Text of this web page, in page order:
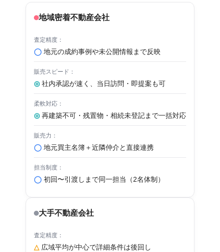
地域密着不動産会社
◯ 地元の成約事例や未公開情報まで反映
◎ 社内承認が速く、当日訪問・即提案も可
◎ 再建築不可・残置物・相続未登記まで一括対応
◯ 地元買主名簿＋近隣仲介と直接連携
◯ 初回〜引渡しまで同一担当（2名体制）
大手不動産会社
△ 広域平均が中心で詳細条件は後回し